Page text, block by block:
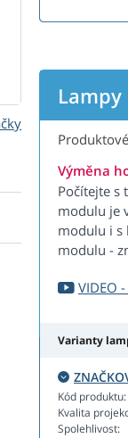
Výměna
Počítejte s
modulu je
modulu i s
modulu -
VIDEO
Varianty
Kód produktu:
Kvalita
Spolehlivost: